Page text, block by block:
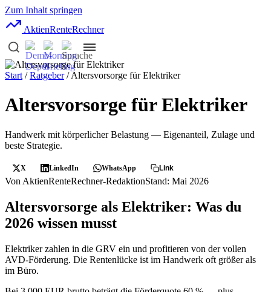
Zum Inhalt springen
AktienRenteRechner
Start /Ratgeber/ Altersvorsorge für Elektriker
Altersvorsorge für Elektriker
Handwerk mit körperlicher Belastung — Eigenanteil, Zulage und
beste Strategie.
X LinkedIn WhatsApp Link
Von AktienRenteRechner-RedaktionStand: Mai 2026
Altersvorsorge als Elektriker: Was du
2026 wissen musst
Elektriker zahlen in die GRV ein und profitieren von der vollen
AVD-Förderung. Die Rentenlücke ist im Handwerk oft größer als
im Büro.